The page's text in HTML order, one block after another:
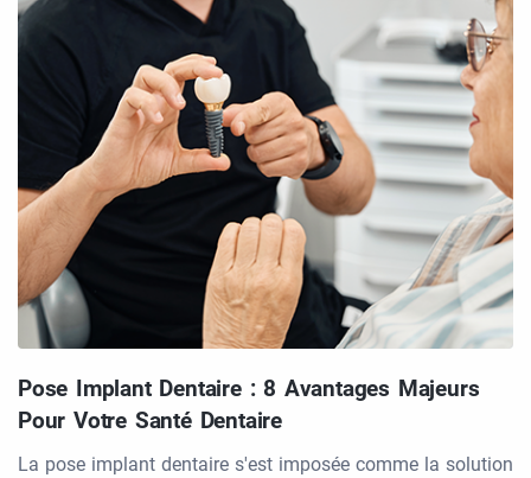
Pose Implant Dentaire : 8 Avantages Majeurs
Pour Votre Santé Dentaire
La pose implant dentaire s'est imposée comme la solution